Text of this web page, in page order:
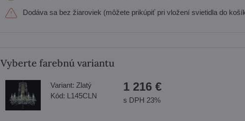
Dodáva sa bez žiaroviek (môžete prikúpiť pri vložení svietidla do
Vyberte farebnú variantu
Variant: Zlatý
Kód: L145CLN
1 216 €
s DPH 23%